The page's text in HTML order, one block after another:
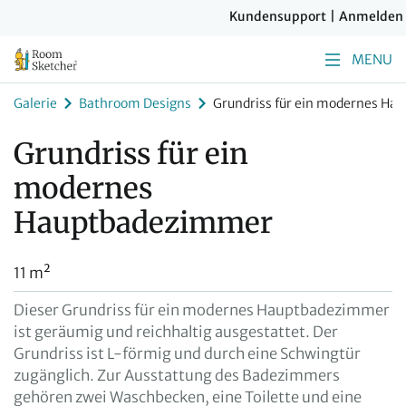
Kundensupport Anmelden
MENU
Galerie Bathroom Designs Grundriss für ein modernes
Grundriss für ein
modernes
Hauptbadezimmer
11 m²
Dieser Grundriss für ein modernes Hauptbadezimmer
ist geräumig und reichhaltig ausgestattet. Der
Grundriss ist L-förmig und durch eine Schwingtür
zugänglich. Zur Ausstattung des Badezimmers
gehören zwei Waschbecken, eine Toilette und eine